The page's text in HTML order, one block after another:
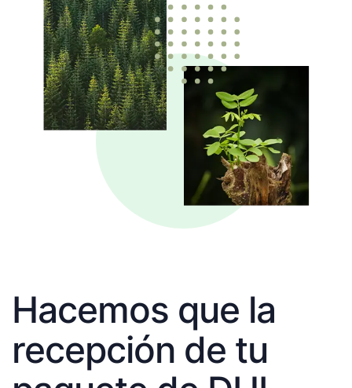
Hacemos que la
recepción de tu